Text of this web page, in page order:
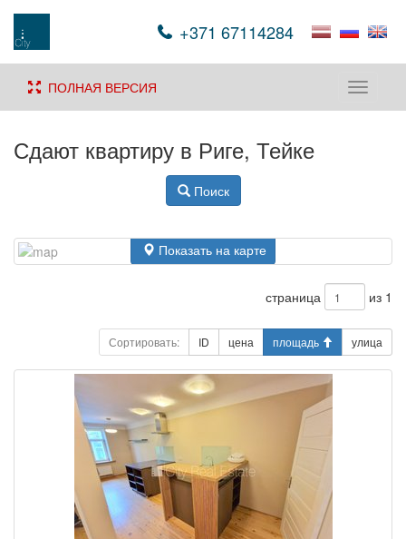
+371 67114284
Toggle
ПОЛНАЯ ВЕРСИЯ
Сдают квартиру в Риге, Тейке
Поиск
Показать на карте
страница из 1
Сортировать: ID цена площадь улица